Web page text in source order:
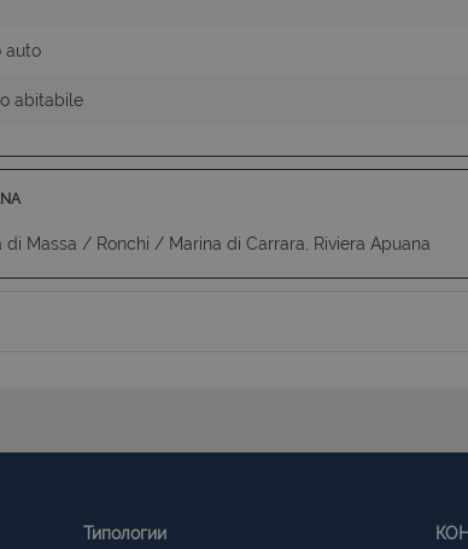
auto
abitabile
di Massa / Ronchi / Marina di Carrara, Riviera Apuana
Типологии